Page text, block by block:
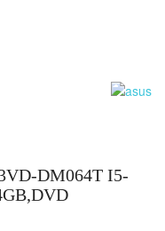
DM064T I5-